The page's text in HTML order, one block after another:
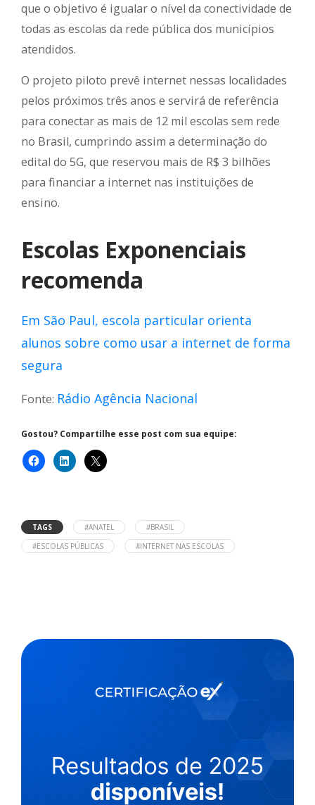
que o objetivo é igualar o nível da conectividade de
todas as escolas da rede pública dos municípios
atendidos.
O projeto piloto prevê internet nessas localidades
pelos próximos três anos e servirá de referência
para conectar as mais de 12 mil escolas sem rede
no Brasil, cumprindo assim a determinação do
edital do 5G, que reservou mais de R$ 3 bilhões
para financiar a internet nas instituições de
ensino.
Escolas Exponenciais
recomenda
Em São Paul, escola particular orienta
alunos sobre como usar a internet de forma
segura
Fonte: Rádio Agência Nacional
Gostou? Compartilhe esse post com sua equipe:
TAGS #ANATEL
#BRASIL
#ESCOLAS PÚBLICAS
#INTERNET NAS ESCOLAS